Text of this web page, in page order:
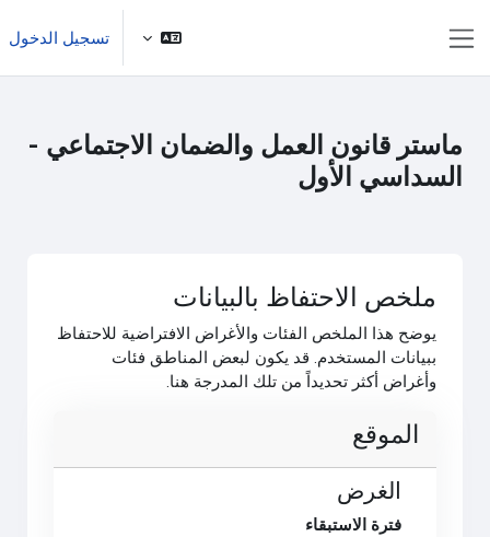
تسجيل الدخول
ماستر قانون العمل والضمان الاجتماعي -
السداسي الأول
ملخص الاحتفاظ بالبيانات
يوضح هذا الملخص الفئات والأغراض الافتراضية للاحتفاظ
ببيانات المستخدم. قد يكون لبعض المناطق فئات
وأغراض أكثر تحديداً من تلك المدرجة هنا.
الموقع
الغرض
فترة الاستبقاء